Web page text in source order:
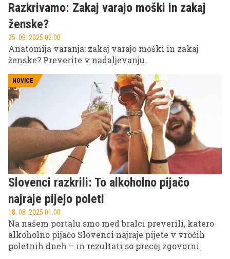
Razkrivamo: Zakaj varajo moški in zakaj
ženske?
25. 09. 2025 02.00
Anatomija varanja: zakaj varajo moški in zakaj
ženske? Preverite v nadaljevanju.
NOVICE
Slovenci razkrili: To alkoholno pijačo
najraje pijejo poleti
18. 08. 2025 01.00
Na našem portalu smo med bralci preverili, katero
alkoholno pijačo Slovenci najraje pijete v vročih
poletnih dneh – in rezultati so precej zgovorni.